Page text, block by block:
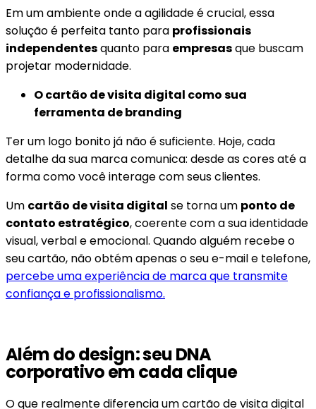
Em um ambiente onde a agilidade é crucial, essa
solução é perfeita tanto para profissionais
independentesquanto para empresasque buscam
projetar modernidade.
O cartão de visita digital como sua
ferramenta de branding
Ter um logo bonito já não é suficiente. Hoje, cada
detalhe da sua marca comunica: desde as cores até a
forma como você interage com seus clientes.
Um cartão de visita digital se torna um ponto de
contato estratégico, coerente com a sua identidade
visual, verbal e emocional. Quando alguém recebe o
seu cartão, não obtém apenas o seu e-mail e telefone,
percebe uma experiência de marca que transmite
confiança e profissionalismo.
Além do design: seu DNA
corporativo em cada clique
O que realmente diferencia um cartão de visita digital